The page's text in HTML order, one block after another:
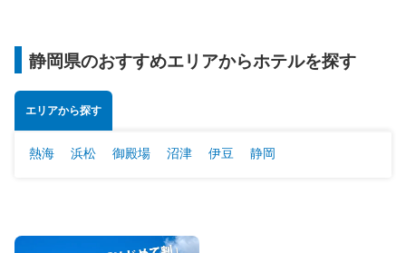
静岡県のおすすめエリアからホテルを探す
エリアから探す
熱海 浜松 御殿場 沼津 伊豆 静岡